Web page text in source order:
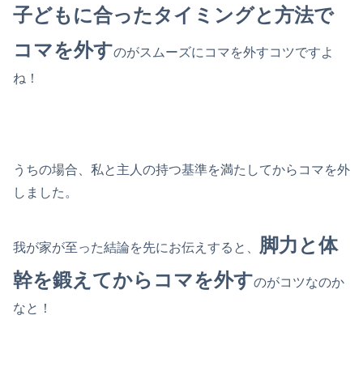
子どもに合ったタイミングと方法で
コマを外すのがスムーズにコマを外すコツですよ
ね！
うちの場合、私と主人の持つ基準を満たしてからコマを外
しました。
我が家が至った結論を先にお伝えすると、
脚力と体
幹を鍛えてからコマを外すのがコツなのか
なと！